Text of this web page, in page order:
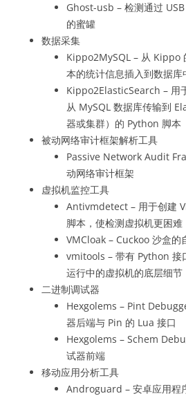
Ghost-usb – 检测通过
的蜜罐
数据采集
Kippo2MySQL – 从 Kippo
本的统计信息插入到数据库
Kippo2ElasticSearch – 用
从 MySQL 数据库传输到
器或集群）的 Python 脚本
被动网络审计框架解析工具
Passive Network Audit
动网络审计框架
虚拟机监控工具
Antivmdetect – 用于创建
脚本，使检测虚拟机更困难
VMCloak – Cuckoo 沙盒的
vmitools – 带有 Python 接
运行中的虚拟机的底层细节
二进制调试器
Hexgolems – Pint
器后端与 Pin 的 Lua 接口
Hexgolems – Schem
试器前端
移动应用分析工具
Androguard – 安卓应用程